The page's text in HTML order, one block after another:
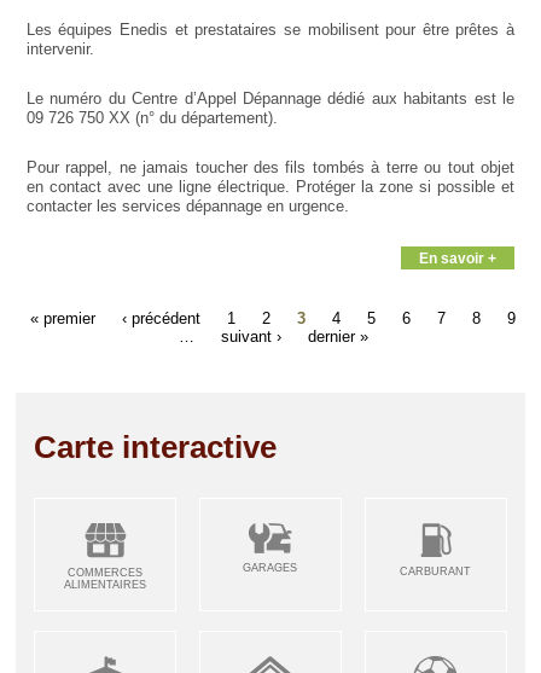
Les équipes Enedis et prestataires se mobilisent pour être prêtes à
intervenir.
Le numéro du Centre d’Appel Dépannage dédié aux habitants est le
09 726 750 XX (n° du département).
Pour rappel, ne jamais toucher des fils tombés à terre ou tout objet
en contact avec une ligne électrique. Protéger la zone si possible et
contacter les services dépannage en urgence.
En savoir +
« premier ‹ précédent 1 2 3 4 5 6 7 8
9
suivant › dernier »
Carte interactive
COMMERCES
ALIMENTAIRES
GARAGES CARBURANT